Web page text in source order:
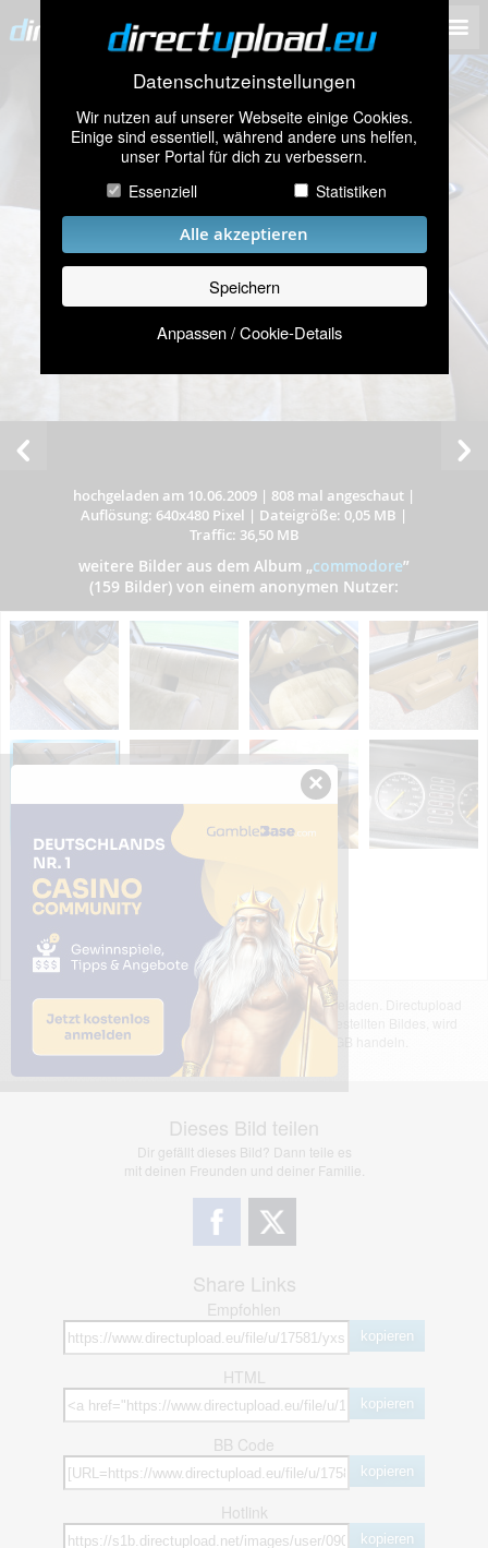
Datenschutzeinstellungen
Wir nutzen auf unserer Webseite einige Cookies.
Einige sind essentiell, während andere uns helfen,
unser Portal für dich zu verbessern.
Essenziell
Statistiken
Alle akzeptieren
Speichern
Anpassen / Cookie-Details
hochgeladen am 10.06.2009 | 808 mal angeschaut |
Auflösung: 640x480 Pixel | Dateigröße: 0,05 MB |
Traffic: 36,50 MB
weitere Bilder aus dem Album „commodore”
(159 Bilder) von einem anonymen Nutzer:
Das dargestellte Bild wurde von einem Nutzer hochgeladen. Directupload
übernimmt keinerlei Haftung für den Inhalt des dargestellten Bildes, wird
jedoch bei Verstößen nach §2(3) unserer AGB handeln.
Dieses Bild teilen
Dir gefällt dieses Bild? Dann teile es
mit deinen Freunden und deiner Familie.
Share Links
Empfohlen
kopieren
HTML
kopieren
BB Code
kopieren
Hotlink
kopieren
×